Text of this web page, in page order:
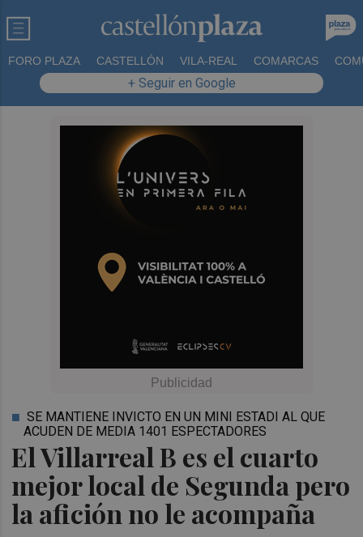
FORO PLAZA CASTELLÓN VILA-REAL COMARCAS
+ Seguir en Google
El Villarreal B es el cuarto
mejor local de Segunda pero
la afición no le acompaña
SE MANTIENE INVICTO EN UN MINI ESTADI AL QUE
ACUDEN DE MEDIA 1401 ESPECTADORES